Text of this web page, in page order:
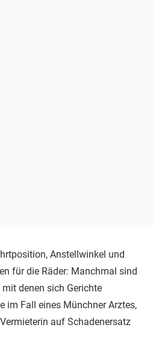
Anstellwinkel und
für die Räder: Manchmal sind
denen sich Gerichte
im Fall eines Münchner Arztes,
auf Schadenersatz